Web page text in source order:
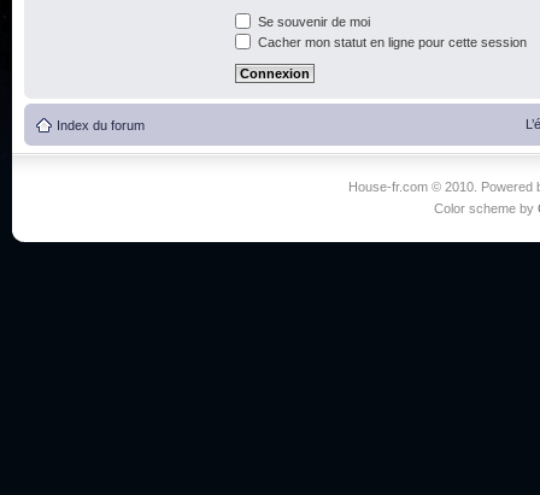
Se souvenir de moi
Cacher mon statut en ligne pour cette session
Index du forum
House-fr.com © 2010. Powered
Color scheme by